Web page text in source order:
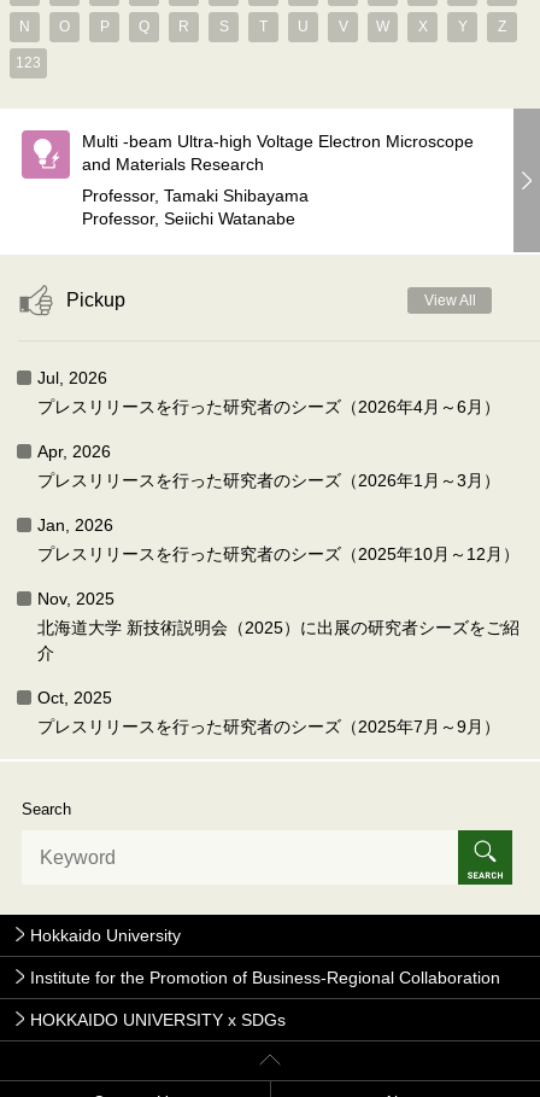
N O P Q R S T U V W X Y Z
123
Multi -beam Ultra-high Voltage Electron Microscope
and Materials Research
Professor, Tamaki Shibayama
Professor, Seiichi Watanabe
Pickup View All
Jul, 2026
プレスリリースを行った研究者のシーズ（2026年4月～6月）
Apr, 2026
プレスリリースを行った研究者のシーズ（2026年1月～3月）
Jan, 2026
プレスリリースを行った研究者のシーズ（2025年10月～12月）
Nov, 2025
北海道大学 新技術説明会（2025）に出展の研究者シーズをご紹
介
Oct, 2025
プレスリリースを行った研究者のシーズ（2025年7月～9月）
Search
Hokkaido University
Institute for the Promotion of Business-Regional Collaboration
HOKKAIDO UNIVERSITY x SDGs